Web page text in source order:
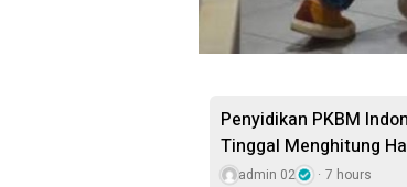
Penyidikan PKBM
Tinggal Menghitung
admin 02 7 hours